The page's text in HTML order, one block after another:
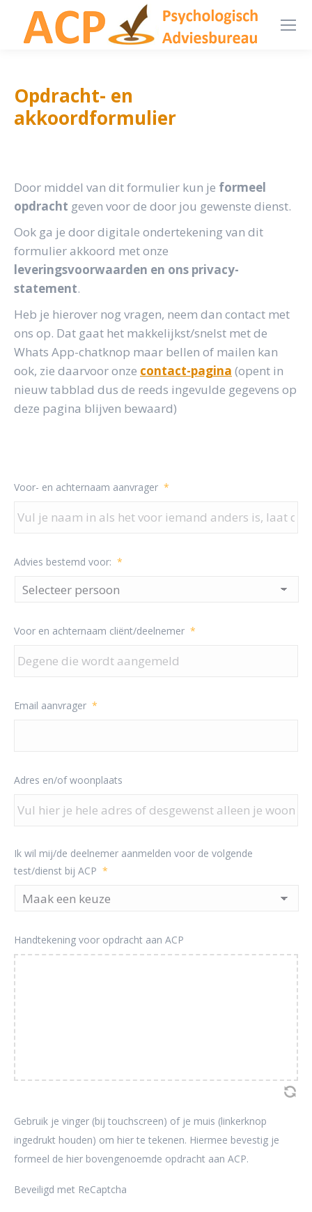
Opdracht- en
akkoordformulier
Door middel van dit formulier kun je formeel
opdracht geven voor de door jou gewenste dienst.
Ook ga je door digitale ondertekening van dit
formulier akkoord met onze
leveringsvoorwaarden en ons privacy-
statement.
Heb je hierover nog vragen, neem dan contact met
ons op. Dat gaat het makkelijkst/snelst met de
Whats App-chatknop maar bellen of mailen kan
ook, zie daarvoor onze contact-pagina (opent in
nieuw tabblad dus de reeds ingevulde gegevens op
deze pagina blijven bewaard)
Voor- en achternaam aanvrager *
Advies bestemd voor: *
Voor en achternaam cliënt/deelnemer *
Email aanvrager *
Adres en/of woonplaats
Ik wil mij/de deelnemer aanmelden voor de volgende
test/dienst bij ACP *
Handtekening voor opdracht aan ACP
Gebruik je vinger (bij touchscreen) of je muis (linkerknop
ingedrukt houden) om hier te tekenen. Hiermee bevestig je
formeel de hier bovengenoemde opdracht aan ACP.
Beveiligd met ReCaptcha